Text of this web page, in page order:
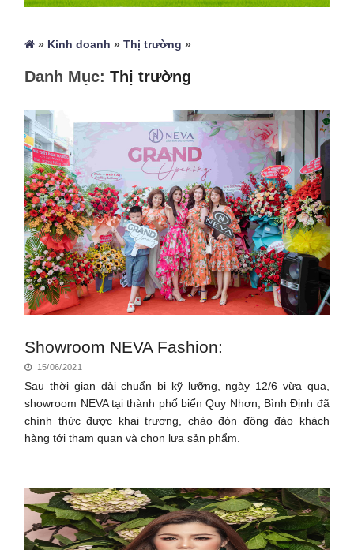
» Kinh doanh »Thị trường »
Danh Mục:Thị trường
Showroom NEVA Fashion:
15/06/2021
Sau thời gian dài chuẩn bị kỹ lưỡng, ngày 12/6 vừa qua,
showroom NEVA tại thành phố biển Quy Nhơn, Bình Định đã
chính thức được khai trương, chào đón đông đảo khách
hàng tới tham quan và chọn lựa sản phẩm.